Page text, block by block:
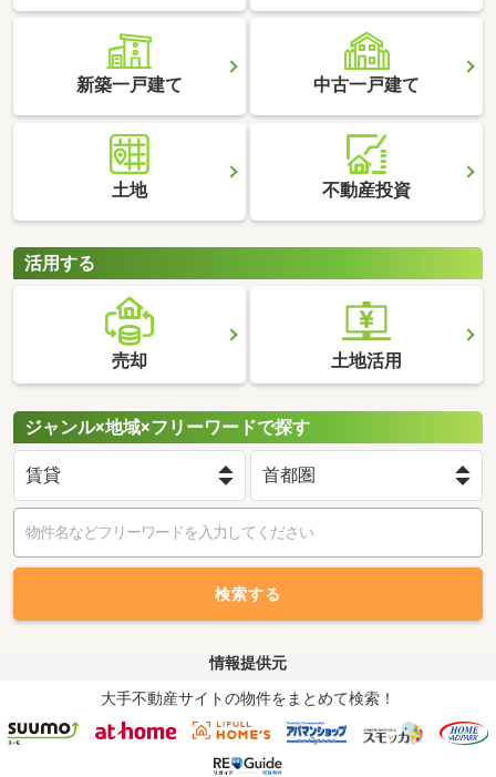
新築一戸建て 中古一戸建て
土地 不動産投資
活用する
売却 土地活用
ジャンル×地域×フリーワードで探す
検索する
情報提供元
大手不動産サイトの物件をまとめて検索！